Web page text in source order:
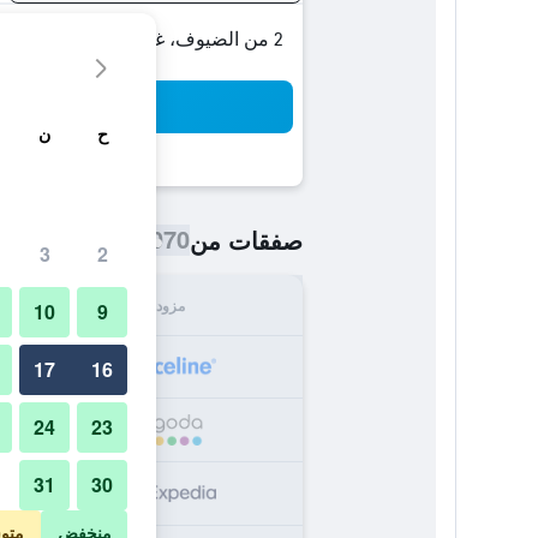
2 من الضيوف، غرفة واحدة
صفقات من1,070 ﷼
مزود
ح ن
2
3
9
10
16
17
23
24
30
31
منخفض